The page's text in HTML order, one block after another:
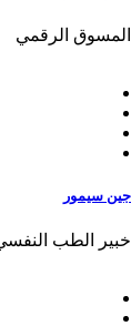
المسوق الرقمي
جين سيمور
خبير الطب